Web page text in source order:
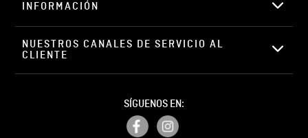
ENVIAR COMENTARIO
INFORMACIÓN
NUESTROS CANALES DE SERVICIO AL
CLIENTE
SÍGUENOS EN: